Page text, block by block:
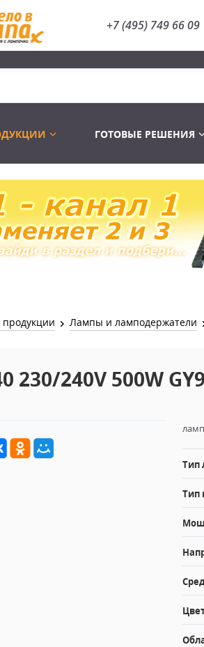
+7 (495) 749 66 09
Лампы
ГОТОВЫЕ РЕШЕНИЯ
продукции Лампы и ламподержатели
230/240V 500W
Тип
Тип